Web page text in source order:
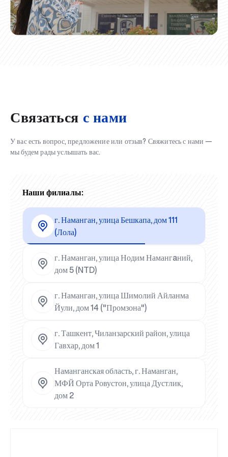
Связаться с нами
У вас есть вопрос, предложение или отзыв? Свяжитесь с нами —
мы будем рады услышать вас.
Наши филиалы:
г. Наманган, улица Бешкапа, дом 111
(Лола)
г. Наманган, улица Нодим Намангaний,
дом 5 (NTD)
г. Наманган, улица Шимолий Айланма
Йули, дом 14 ("Промзона")
г. Ташкент, Чиланзарский район, улица
Гавхар, дом 1
Наманганская область, г. Наманган,
МФЙ Орта Ровустон, улица Дустлик,
дом 2